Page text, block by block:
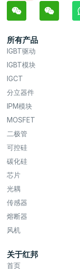
所有产品
IGBT驱动
IGBT模块
IGCT
分立器件
IPM模块
MOSFET
二极管
可控硅
碳化硅
芯片
光耦
传感器
熔断器
风机
关于红邦
首页